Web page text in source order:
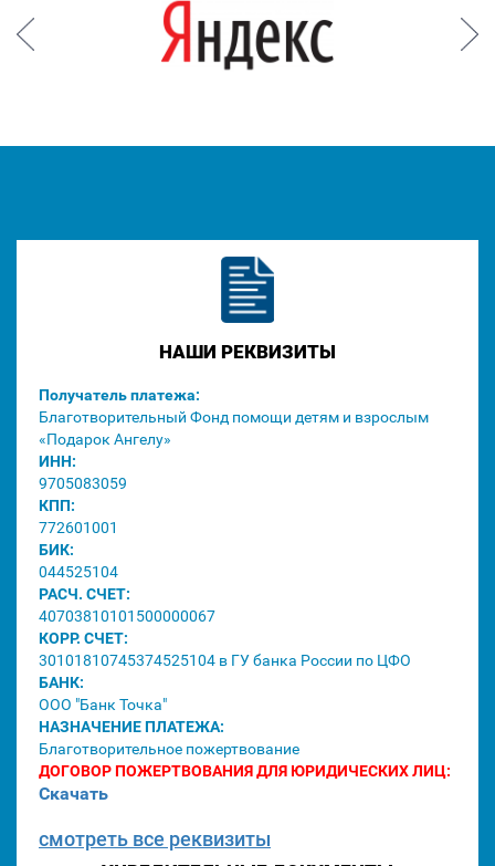
Prev Next
НАШИ РЕКВИЗИТЫ
Получатель платежа:
Благотворительный Фонд помощи детям и взрослым
«Подарок Ангелу»
ИНН:
9705083059
КПП:
772601001
БИК:
044525104
РАСЧ. СЧЕТ:
40703810101500000067
КОРР. СЧЕТ:
30101810745374525104 в ГУ банка России по ЦФО
БАНК:
ООО "Банк Точка"
НАЗНАЧЕНИЕ ПЛАТЕЖА:
Благотворительное пожертвование
ДОГОВОР ПОЖЕРТВОВАНИЯ ДЛЯ ЮРИДИЧЕСКИХ ЛИЦ:
Скачать
смотреть все реквизиты